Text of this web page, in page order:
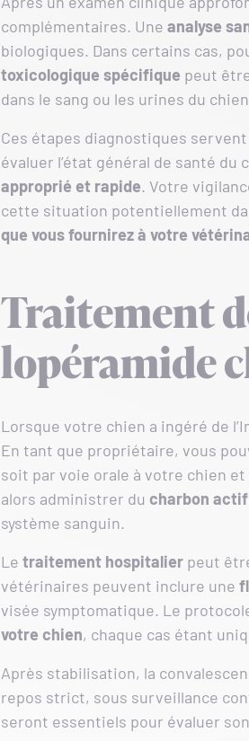
complémentaires. Une analyse
biologiques. Dans certains cas,
toxicologique spécifique peut
dans le sang ou les urines du
Ces étapes diagnostiques
évaluer l’état général de santé
approprié et rapide. Votre
cette situation potentiellement
que vous fournirez à votre
Traitement
lopéramide
Lorsque votre chien a ingéré de
En tant que propriétaire, vous
soit par voie orale à votre chien
alors administrer du charbon actif
système sanguin.
Le traitement hospitalier peut
vétérinaires peuvent inclure une
visée symptomatique. Le
votre chien, chaque cas étant
Après stabilisation, la
repos strict, sous surveillance
seront essentiels pour évaluer